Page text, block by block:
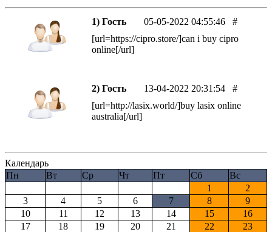
1) Гость 05-05-2022 04:55:46 #
[url=https://cipro.store/]can i buy cipro
online[/url]
2) Гость 13-04-2022 20:31:54 #
[url=http://lasix.world/]buy lasix online
australia[/url]
Календарь
Пн
Вт Ср Чт Пт Сб
Вс
1
2
3
4 5 6 7 8
9
10
11 12 13 14 15
16
17
18 19 20 21 22
23